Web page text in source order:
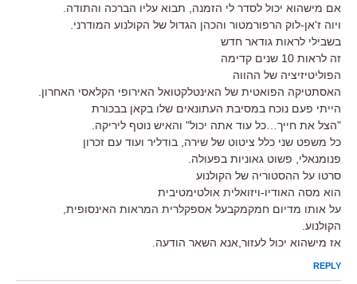
אם מישהוא יכול לסדר לי הזמנה, תבוא עליו הברכה והתודה.
ויוה ז'אן-לוק הרפורמטור והכהן הגדול של הקולנוע המודרני.
בשבילי לראות גודאר חדש
זה לראות 10 שנים קדימה
הפוליטיזיציה של ההווה
האסתטיקה הפואטית של האינטלקטואל האירופי הקלאסי האחרון.
הייתי פעם נוכח במסיבת העתונאים שלו בקאן בבכורת
"הצל את חייך…כל עוד אתה יכול" והאיש נוטף ליריקה.
כל משפט שני כלל ציטוט של שירה, בודליר ועוד עם זכרון
פנומנאלי, פשוט גאוניות בפעולה.
סרטו על ההסטוריה של הקולנוע
הוא מסה האודיו-ויזואלית אולטימטיבית
על אותו מדיום חמקמקבעל אספקלרית המראות האינסופית,
הקולנוע.
אז מישהוא יכול לעזור,אנא השאר הודעה.
REPLY